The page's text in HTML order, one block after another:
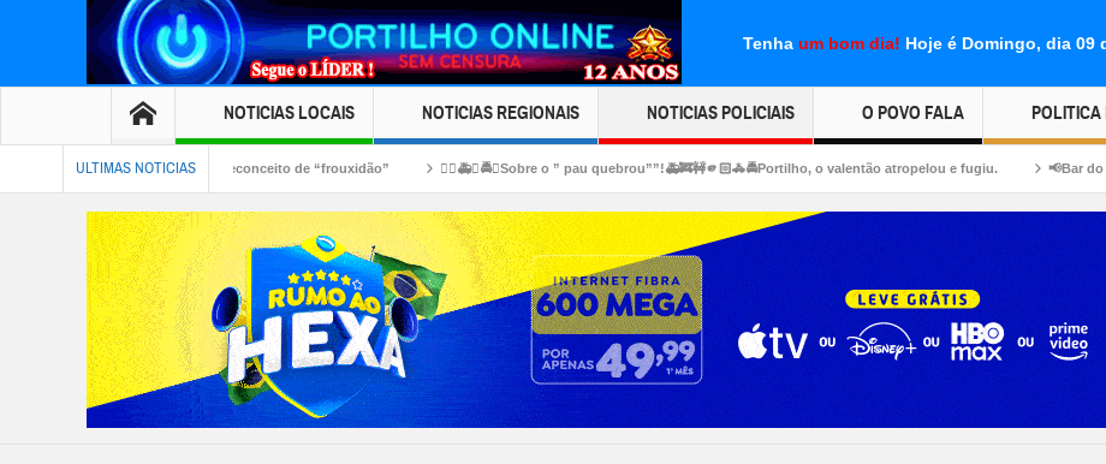
Tenha um bom dia! Hoje é Domingo, dia 09
NOTICIAS LOCAIS NOTICIAS REGIONAIS NOTICIAS POLICIAIS O POVO FALA POLITICA
ULTIMAS NOTICIAS
preconceito de “frouxidão” 👉🏻🚑🚓🚔😱Sobre o ” pau quebrou””!🚑🚒🚧🫵🏻🚓🚔Portilho, o valentão atropelou e fugiu. 📢Bar do piseiro.
óleo de cozinha aq na rua tá causando acidentes